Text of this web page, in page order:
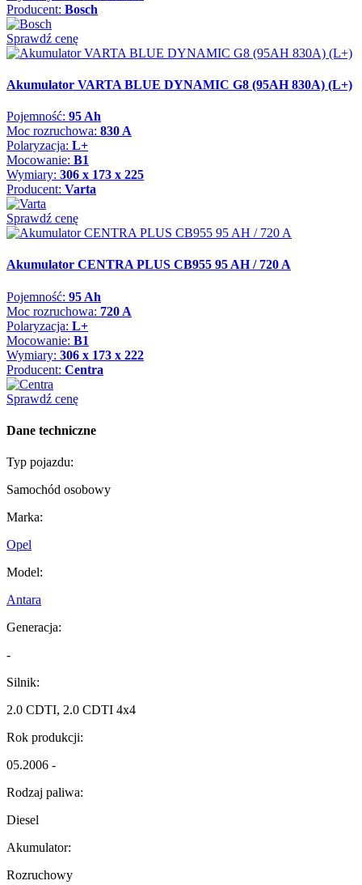
Producent: Bosch
Sprawdź cenę
Akumulator VARTA BLUE DYNAMIC G8 (95AH 830A) (L+)
Pojemność: 95 Ah
Moc rozruchowa: 830 A
Polaryzacja: L+
Mocowanie: B1
Wymiary: 306 x 173 x 225
Producent: Varta
Sprawdź cenę
Akumulator CENTRA PLUS CB955 95 AH / 720 A
Pojemność: 95 Ah
Moc rozruchowa: 720 A
Polaryzacja: L+
Mocowanie: B1
Wymiary: 306 x 173 x 222
Producent: Centra
Sprawdź cenę
Dane techniczne
Typ pojazdu:
Samochód osobowy
Marka:
Opel
Model:
Antara
Generacja:
-
Silnik:
2.0 CDTI, 2.0 CDTI 4x4
Rok produkcji:
05.2006 -
Rodzaj paliwa:
Diesel
Akumulator:
Rozruchowy